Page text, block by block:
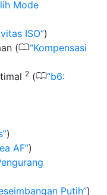
Mode
ISO )
(0 Kompensasi
2 (0 b6:
)
AF )
Putih )